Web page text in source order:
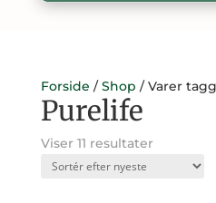
Forside /Shop / Varer
Purelife
Viser 11 resultaterSorteret